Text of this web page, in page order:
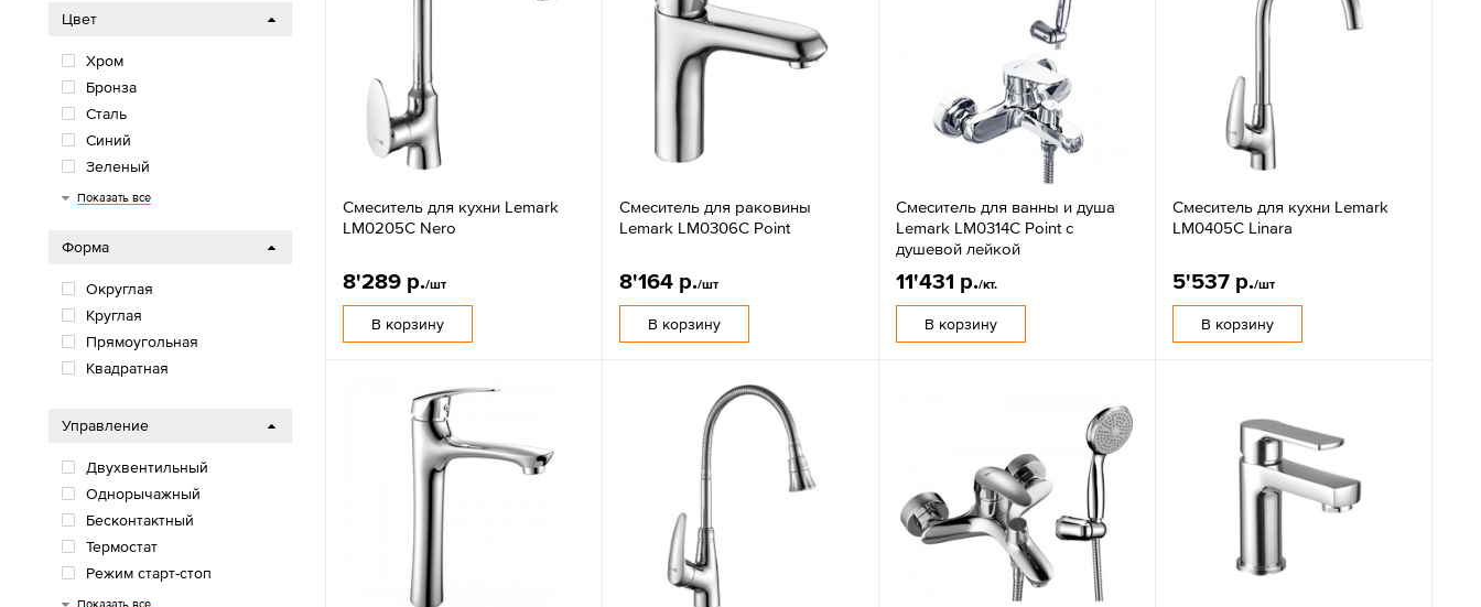
Смеситель для кухни Lemark
LM0205C Nero
8'289 р./шт
В корзину
Смеситель для раковины
Lemark LM0306C Point
8'164 р./шт
В корзину
Смеситель для ванны и душа
Lemark LM0314C Point с
душевой лейкой
11'431 р./кт.
В корзину
Смеситель для кухни Lemark
LM0405C Linara
5'537 р./шт
В корзину
Цвет
Хром
Бронза
Сталь
Синий
Зеленый
Оранжевый
Красный
Белый
Желтый
Серый
Золото
Фиолетовый
Черный
Графит
Показать все
Форма
Округлая
Круглая
Прямоугольная
Квадратная
Управление
Двухвентильный
Однорычажный
Бесконтактный
Термостат
Режим старт-стоп
Джойстиком
Одновентильный
Показать все